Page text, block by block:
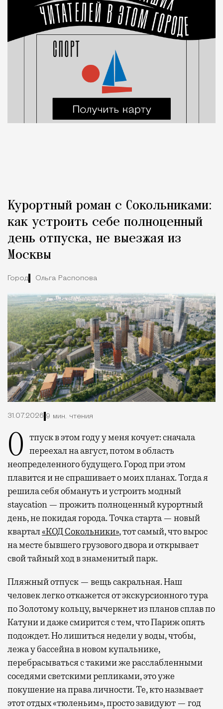
Курортный роман с Сокольниками:
как устроить себе полноценный
день отпуска, не выезжая из
Москвы
Город Ольга Распопова
31.07.2026 9 мин. чтения
Отпуск в этом году у меня кочует: сначала переехал на август, потом в область
неопределенного будущего. Город при этом
плавится и не спрашивает о моих планах. Тогда я
решила себя обмануть и устроить модный
staycation — прожить полноценный курортный
день, не покидая города. Точка старта — новый
квартал«КОД Сокольники», тот самый, что вырос
на месте бывшего грузового двора и открывает
свой тайный ход в знаменитый парк.
Пляжный отпуск — вещь сакральная. Наш
человек легко откажется от экскурсионного тура
по Золотому кольцу, вычеркнет из планов сплав по
Катуни и даже смирится с тем, что Париж опять
подождет. Но лишиться недели у воды, чтобы,
лежа у бассейна в новом купальнике,
перебрасываться с такими же расслабленными
соседями светскими репликами, это уже
покушение на права личности. Те, кто называет
этот отдых «тюленьим», просто завидуют — год